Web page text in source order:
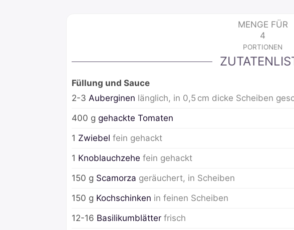
MENGE FÜR
4
PORTIONEN
Füllung und Sauce
2-3 Auberginen länglich, in 0,5 cm dicke Scheiben
400 g gehackte Tomaten
1 Zwiebel fein gehackt
1 Knoblauchzehe fein gehackt
150 g Scamorza geräuchert, in Scheiben
150 g Kochschinken in feinen Scheiben
12-16 Basilikumblätter frisch